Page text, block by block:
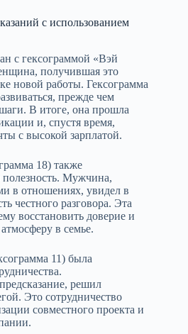
с использованием
с гексограммой «Вэй
получившая это
новой работы. Гексограмма
прежде чем
В итоге, она прошла
и, спустя время,
с высокой зарплатой.
18) также
Мужчина,
в отношениях, увидел в
честного разговора. Эта
восстановить доверие и
в семье.
11) была
решил
Это сотрудничество
совместного проекта и